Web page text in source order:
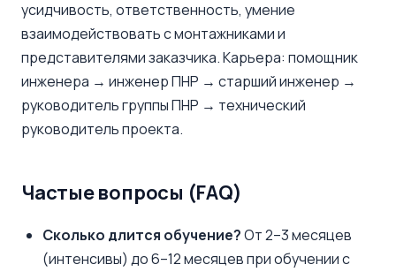
усидчивость, ответственность, умение
взаимодействовать с монтажниками и
представителями заказчика. Карьера: помощник
инженера → инженер ПНР → старший инженер →
руководитель группы ПНР → технический
руководитель проекта.
Частые вопросы (FAQ)
Сколько длится обучение?От 2–3 месяцев
(интенсивы) до 6–12 месяцев при обучении с